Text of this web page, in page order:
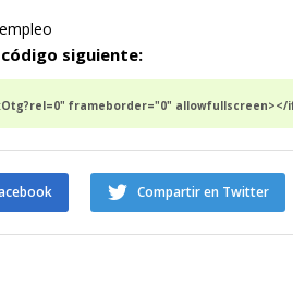
empleo
siguiente:
frameborder="0" allowfullscreen></
Compartir en Twitter